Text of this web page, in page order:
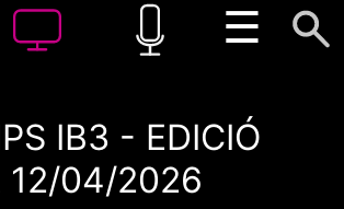
☰
00:00
1x
IB3 - EDICIÓ
12/04/2026